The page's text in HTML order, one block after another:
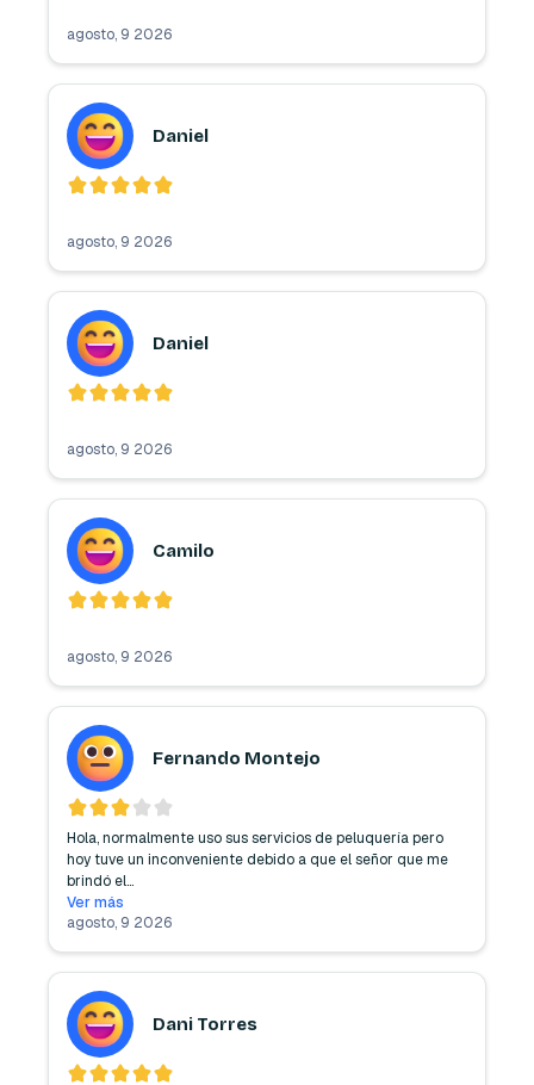
agosto, 9 2026
Daniel
agosto, 9 2026
Daniel
agosto, 9 2026
Camilo
agosto, 9 2026
Fernando Montejo
Hola, normalmente uso sus servicios de peluquería pero
hoy tuve un inconveniente debido a que el señor que me
brindó el...
Ver más
agosto, 9 2026
Dani Torres